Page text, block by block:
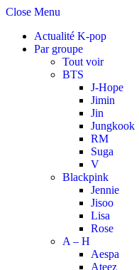
Close Menu
Actualité K-pop
Par groupe
Tout voir
BTS
J-Hope
Jimin
Jin
Jungkook
RM
Suga
V
Blackpink
Jennie
Jisoo
Lisa
Rose
A – H
Aespa
Ateez